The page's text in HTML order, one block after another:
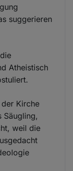
suggerieren
Atheistisch
Kirche
Säugling,
weil die